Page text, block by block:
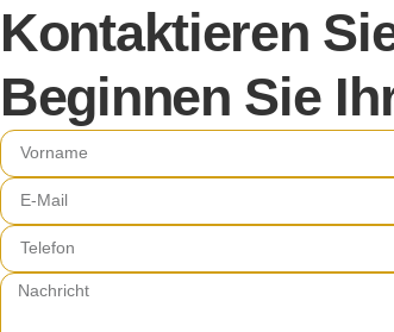
Kontaktieren
Beginnen Sie